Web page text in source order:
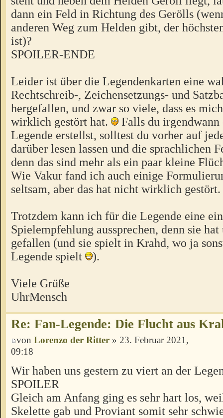
dann ein Feld in Richtung des Gerölls
anderen Weg zum Helden gibt, der
ist)?
SPOILER-ENDE
Leider ist über die Legendenkarten eine
Rechtschreib-, Zeichensetzungs- und
hergefallen, und zwar so viele, dass es
wirklich gestört hat.
Falls du
Legende erstellst, solltest du vorher auf
darüber lesen lassen und die sprachlichen
denn das sind mehr als ein paar kleine
Wie Vakur fand ich auch einige
seltsam, aber das hat nicht wirklich gestört.
Trotzdem kann ich für die Legende eine
Spielempfehlung aussprechen, denn sie
gefallen (und sie spielt in Krahd, wo ja
Legende spielt
).
Viele Grüße
UhrMensch
Re: Fan-Legende: Die Flucht aus
von Lorenzo der Ritter » 23. Februar 2021,
09:18
Wir haben uns gestern zu viert an der
SPOILER
Gleich am Anfang ging es sehr hart los,
Skelette gab und Proviant somit sehr